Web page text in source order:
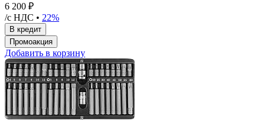
6 200 ₽
/с НДС • 22%
Добавить в корзину